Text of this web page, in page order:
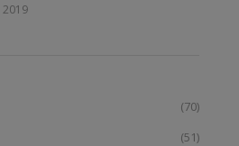
(70)
(51)